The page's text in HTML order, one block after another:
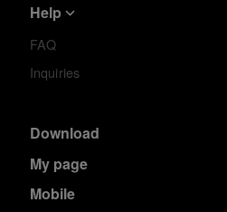
Help
FAQ
Inquiries
Download
My page
Mobile